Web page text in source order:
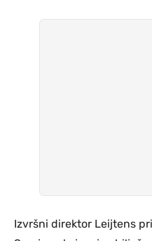
Izvršni direktor Leijtens